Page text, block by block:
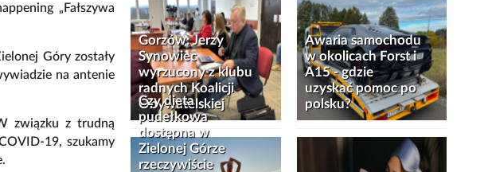
„Fałszywa
Góry zostały
na antenie
związku z trudną
19, szukamy
Gorzów: Jerzy
Synowiec
wyrzucony z klubu
radnych Koalicji
Obywatelskiej
Awaria samochodu
w okolicach Forst i
A15 - gdzie
uzyskać pomoc po
polsku?
Czy dieta
pudełkowa
dostępna w
Zielonej Górze
rzeczywiście